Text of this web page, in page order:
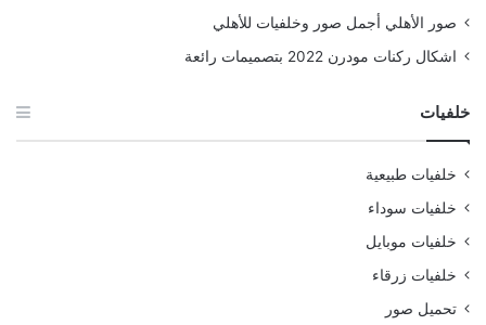
صور الأهلي أجمل صور وخلفيات للأهلي
اشكال ركنات مودرن 2022 بتصميمات رائعة
خلفيات
خلفيات طبيعية
خلفيات سوداء
خلفيات موبايل
خلفيات زرقاء
تحميل صور